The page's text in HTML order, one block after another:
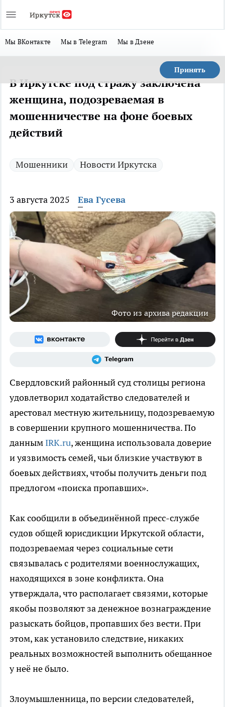
Мы ВКонтакте Мы в Telegram Мы в Дзене
Принять
В Иркутске под стражу заключена
женщина, подозреваемая в
мошенничестве на фоне боевых
действий
Мошенники Новости Иркутска
3 августа 2025 Ева Гусева
Фото из архива редакции
Свердловский районный суд столицы региона
удовлетворил ходатайство следователей и
арестовал местную жительницу, подозреваемую
в совершении крупного мошенничества. По
данным IRK.ru, женщина использовала доверие
и уязвимость семей, чьи близкие участвуют в
боевых действиях, чтобы получить деньги под
предлогом «поиска пропавших».
Как сообщили в объединённой пресс-службе
судов общей юрисдикции Иркутской области,
подозреваемая через социальные сети
связывалась с родителями военнослужащих,
находящихся в зоне конфликта. Она
утверждала, что располагает связями, которые
якобы позволяют за денежное вознаграждение
разыскать бойцов, пропавших без вести. При
этом, как установило следствие, никаких
реальных возможностей выполнить обещанное
у неё не было.
Злоумышленница, по версии следователей,